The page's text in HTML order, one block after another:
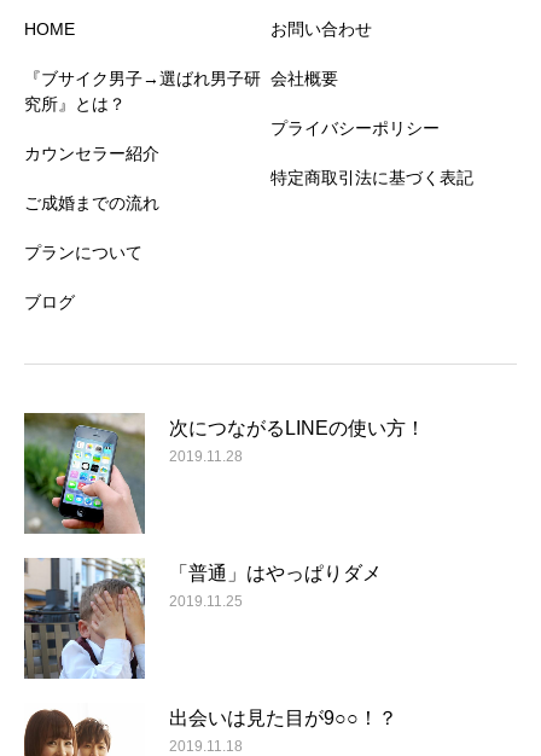
HOME
『ブサイク男子→選ばれ男子研
究所』とは？
カウンセラー紹介
ご成婚までの流れ
プランについて
ブログ
お問い合わせ
会社概要
プライバシーポリシー
特定商取引法に基づく表記
次につながるLINEの使い方！
2019.11.28
「普通」はやっぱりダメ
2019.11.25
出会いは見た目が9○○！？
2019.11.18